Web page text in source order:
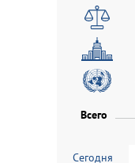
Всего
Сегодня